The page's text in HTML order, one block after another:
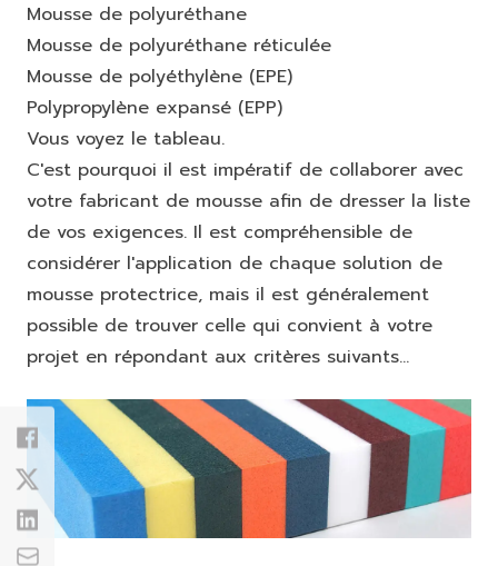
Mousse de polyuréthane
Mousse de polyuréthane réticulée
Mousse de polyéthylène (EPE)
Polypropylène expansé (EPP)
Vous voyez le tableau.
C'est pourquoi il est impératif de collaborer avec
votre fabricant de mousse afin de dresser la liste
de vos exigences. Il est compréhensible de
considérer l'application de chaque solution de
mousse protectrice, mais il est généralement
possible de trouver celle qui convient à votre
projet en répondant aux critères suivants...